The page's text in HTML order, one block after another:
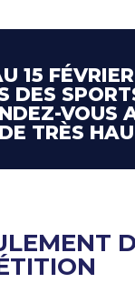
15
DES
VOUS
TRÈS